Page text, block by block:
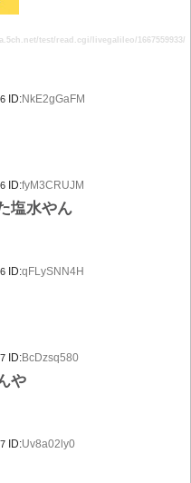
test/read.cgi/livegalileo/1667559933/
ID:NkE2gGaFM
ID:fyM3CRUJM
塩水やん
ID:qFLySNN4H
ID:BcDzsq580
や
ID:Uv8a02ly0